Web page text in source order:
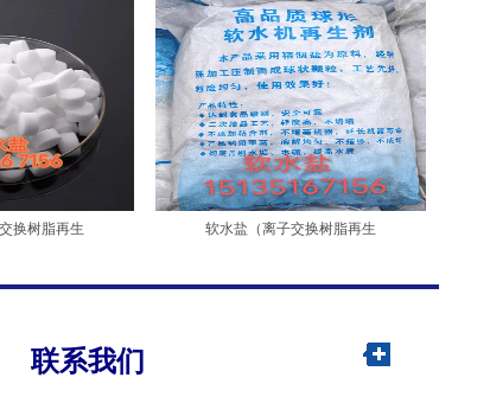
换树脂再生 软水盐（离子交换树脂再生
联系我们